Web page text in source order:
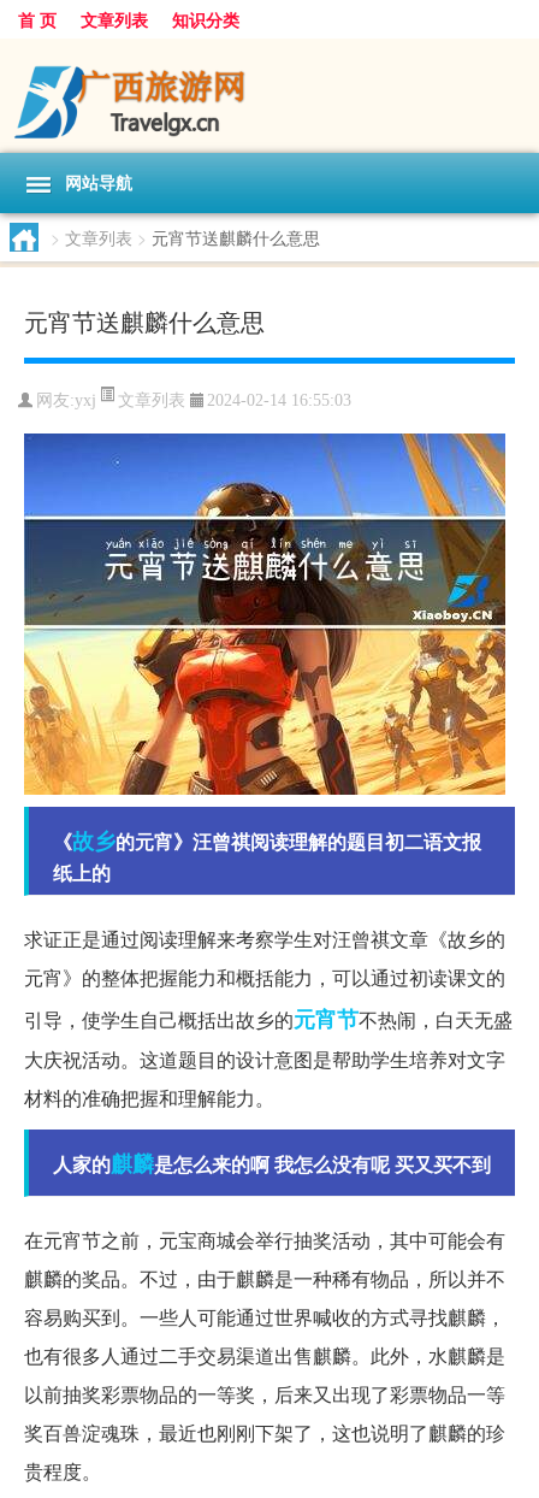
首 页 文章列表 知识分类
网站导航
> 文章列表 > 元宵节送麒麟什么意思
元宵节送麒麟什么意思
网友:yxj 文章列表 2024-02-14 16:55:03
《故乡的元宵》汪曾祺阅读理解的题目初二语文报
纸上的
求证正是通过阅读理解来考察学生对汪曾祺文章《故乡的
元宵》的整体把握能力和概括能力，可以通过初读课文的
引导，使学生自己概括出故乡的元宵节不热闹，白天无盛
大庆祝活动。这道题目的设计意图是帮助学生培养对文字
材料的准确把握和理解能力。
人家的麒麟是怎么来的啊 我怎么没有呢 买又买不到
在元宵节之前，元宝商城会举行抽奖活动，其中可能会有
麒麟的奖品。不过，由于麒麟是一种稀有物品，所以并不
容易购买到。一些人可能通过世界喊收的方式寻找麒麟，
也有很多人通过二手交易渠道出售麒麟。此外，水麒麟是
以前抽奖彩票物品的一等奖，后来又出现了彩票物品一等
奖百兽淀魂珠，最近也刚刚下架了，这也说明了麒麟的珍
贵程度。